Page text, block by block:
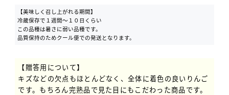
【美味しく召し上がれる期間】
冷蔵保存で１週間〜１０日くらい
この品種は暑さに弱い品種です。
品質保持のためクール便での発送となります。
【贈答用について】
キズなどの欠点もほとんどなく、全体に着色の良いりんご
です。もちろん完熟品で見た目にもこだわった商品です。